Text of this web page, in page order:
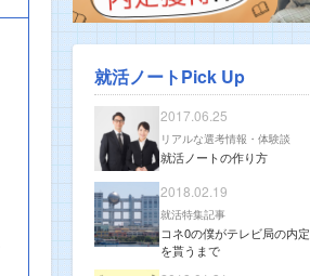
就活ノートPick Up
2017.06.25
リアルな選考情報・体験談
就活ノートの作り方
2018.02.19
就活特集記事
コネ0の僕がテレビ局の内定
を貰うまで